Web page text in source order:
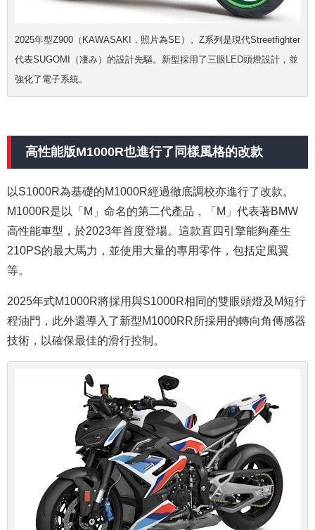
2025年型Z900（KAWASAKI，照片為SE）。Z系列是現代Streetfighter
代表SUGOMI（凄み）的設計先驅。新型採用了三眼LED頭燈設計，並
強化了電子系統。
高性能版M1000R也進行了同樣風格的改款
以S1000R為基礎的M1000R經過徹底調校亦進行了改款。
M1000R是以
「M」命名的第二代產品，「M」 代表著BMW
高性能車型，於2023年首度登場。這款直四引擎能夠產生
210PS的最大馬力，並使用大量的專用零件，包括定風翼
等。
2025年式M1000R將採用與S1000R相同的雙眼頭燈及M短行
程油門，此外還導入了新型M1000RR所採用的轉向角傳感器
技術，以確保最佳的滑行控制。